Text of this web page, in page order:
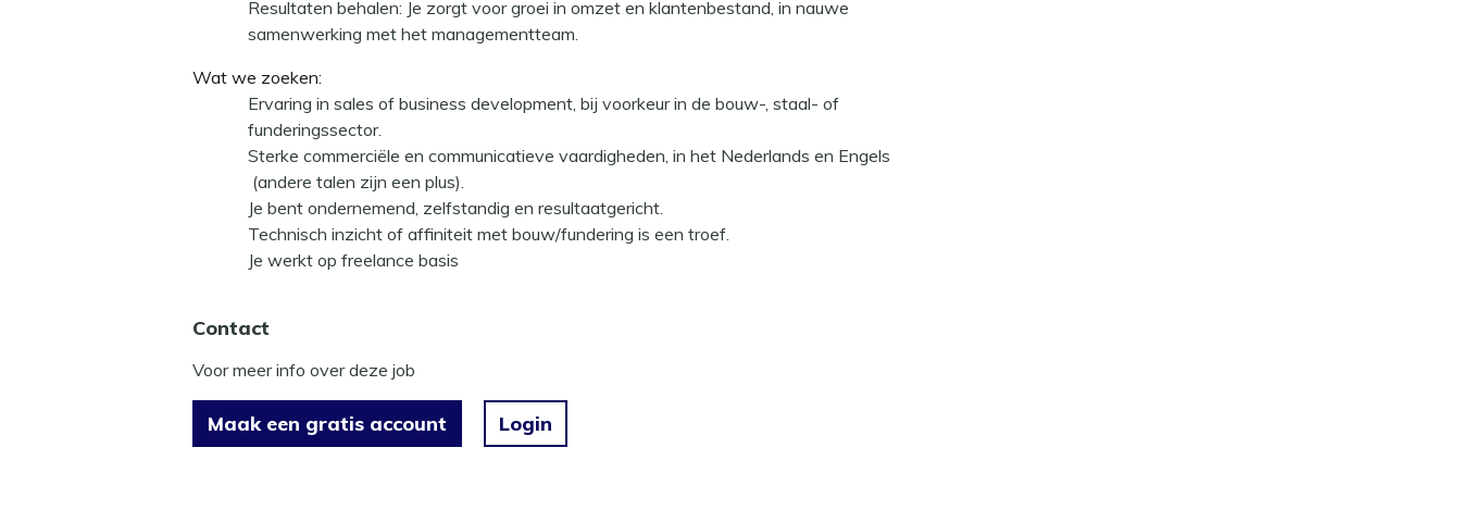
Resultaten behalen: Je zorgt voor groei in omzet en klantenbestand, in nauwe
samenwerking met het managementteam.
Wat we zoeken:
Ervaring in sales of business development, bij voorkeur in de bouw-, staal- of
funderingssector.
Sterke commerciële en communicatieve vaardigheden, in het Nederlands en Engels
(andere talen zijn een plus).
Je bent ondernemend, zelfstandig en resultaatgericht.
Technisch inzicht of affiniteit met bouw/fundering is een troef.
Je werkt op freelance basis
Contact
Voor meer info over deze job
Maak een gratis account Login